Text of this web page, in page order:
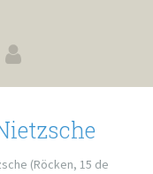
(Röcken, 15 de